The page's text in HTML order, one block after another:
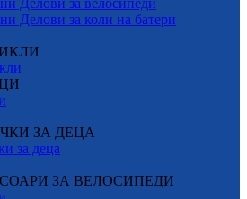
Делови за велосипеди
Делови за коли на батери
ЗА ДЕЦА
за деца
ЗА ВЕЛОСИПЕДИ